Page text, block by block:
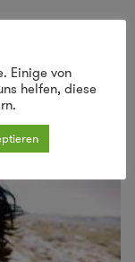
Einige von
helfen, diese